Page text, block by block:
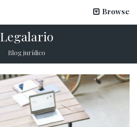
Browse
Legalario
Blog jurídico